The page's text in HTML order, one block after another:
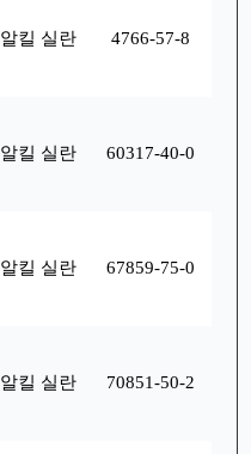
알킬 실란 4766-57-8
알킬 실란 60317-40-0
알킬 실란 67859-75-0
알킬 실란 70851-50-2